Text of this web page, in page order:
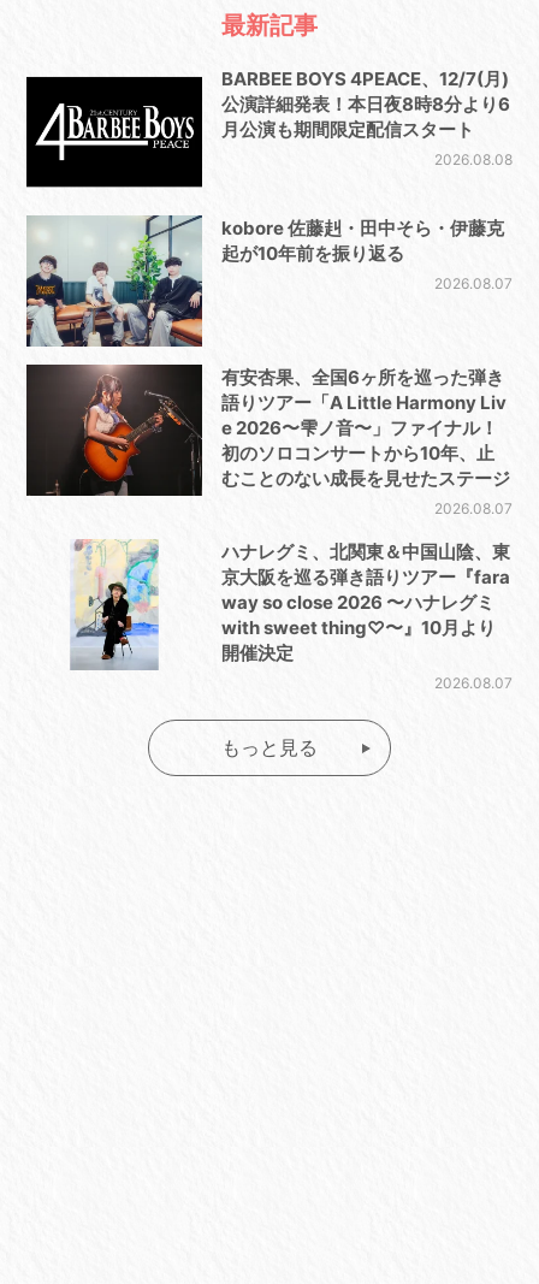
最新記事
BARBEE BOYS 4PEACE、12/7(月)
公演詳細発表！本日夜8時8分より6
月公演も期間限定配信スタート
2026.08.08
kobore 佐藤赳・田中そら・伊藤克
起が10年前を振り返る
2026.08.07
有安杏果、全国6ヶ所を巡った弾き
語りツアー「A Little Harmony Liv
e 2026〜雫ノ音〜」ファイナル！
初のソロコンサートから10年、止
むことのない成長を見せたステージ
2026.08.07
ハナレグミ、北関東＆中国山陰、東
京大阪を巡る弾き語りツアー『fara
way so close 2026 〜ハナレグミ
with sweet thing♡〜』10月より
開催決定
2026.08.07
もっと見る